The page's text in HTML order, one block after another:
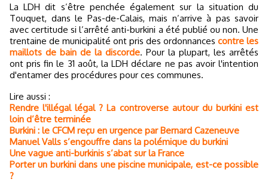
La LDH dit s’être penchée également sur la situation du
Touquet, dans le Pas-de-Calais, mais n’arrive à pas savoir
avec certitude si l’arrêté anti-burkini a été publié ou non. Une
trentaine de municipalité ont pris des ordonnances contre les
maillots de bain de la discorde. Pour la plupart, les arrêtés
ont pris fin le 31 août, la LDH déclare ne pas avoir l'intention
d'entamer des procédures pour ces communes.
Lire aussi :
Rendre l'illégal légal ? La controverse autour du burkini est
loin d’être terminée
Burkini : le CFCM reçu en urgence par Bernard Cazeneuve
Manuel Valls s’engouffre dans la polémique du burkini
Une vague anti-burkinis s’abat sur la France
Porter un burkini dans une piscine municipale, est-ce possible
?